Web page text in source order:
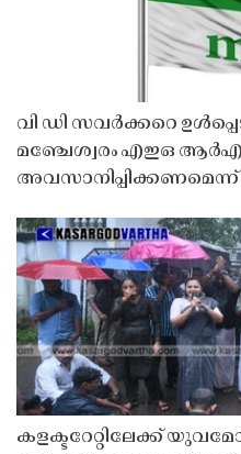
വി ഡി സവർക്കറെ
മഞ്ചേശ്വരം എഇഒ
കളക്ടറേറ്റിലേക്ക്